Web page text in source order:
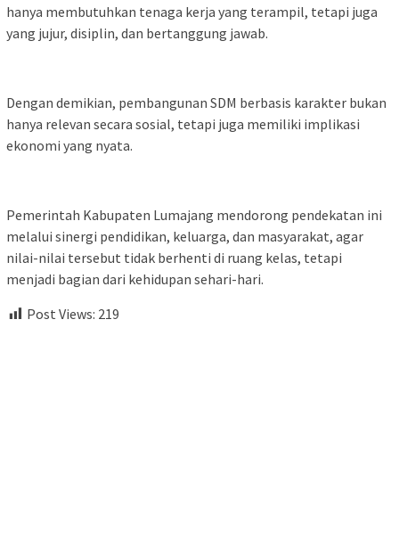
hanya membutuhkan tenaga kerja yang terampil, tetapi juga
yang jujur, disiplin, dan bertanggung jawab.
Dengan demikian, pembangunan SDM berbasis karakter bukan
hanya relevan secara sosial, tetapi juga memiliki implikasi
ekonomi yang nyata.
Pemerintah Kabupaten Lumajang mendorong pendekatan ini
melalui sinergi pendidikan, keluarga, dan masyarakat, agar
nilai-nilai tersebut tidak berhenti di ruang kelas, tetapi
menjadi bagian dari kehidupan sehari-hari.
Post Views: 219